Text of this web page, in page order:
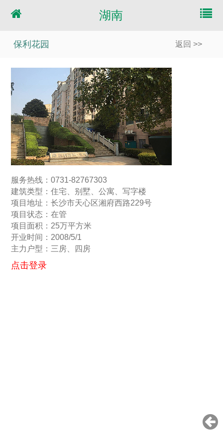
湖南
保利花园 返回 >>
服务热线：0731-82767303
建筑类型：住宅、别墅、公寓、写字楼
项目地址：长沙市天心区湘府西路229号
项目状态：在管
项目面积：25万平方米
开业时间：2008/5/1
主力户型：三房、四房
点击登录